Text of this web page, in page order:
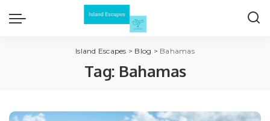
Island Escapes > Blog > Bahamas
Tag: Bahamas